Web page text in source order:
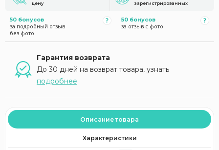
цену
зарегистрированных
50 бонусов
за подробный отзыв
без фото
50 бонусов
за отзыв с фото
Гарантия возврата
До 30 дней на возврат товара, узнать
подробнее
Описание товара
Характеристики